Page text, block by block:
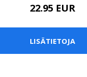
22.95 EUR
LISÄTIETOJA